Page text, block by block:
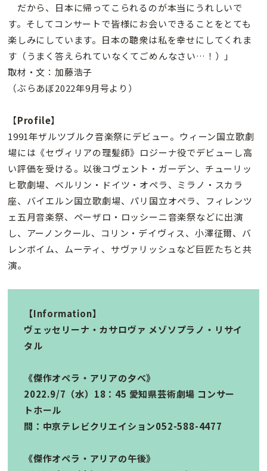
だから、日本に帰ってこられるのが本当にうれしいで
す。そしてコンサートで皆様にお会いできることをとても
楽しみにしています。日本の聴衆は私を幸せにしてくれま
す（うまく答えられていなくてごめんなさい…！）」
取材・文：加藤浩子
（ぶらあぼ2022年9月号より）
【Profile】
1991年ザルツブルク音楽祭にデビュー。ウィーン国立歌劇
場には《セヴィリアの理髪師》ロジーナ役でデビューし高
い評価を受ける。以後コヴェント・ガーデン、チューリッ
ヒ歌劇場、ベルリン・ドイツ・オペラ、ミラノ・スカラ
座、バイエルン国立歌劇場、パリ国立オペラ、フィレンツ
ェ五月音楽祭、ペーザロ・ロッシーニ音楽祭などに出演
し、アーノンクール、コリン・デイヴィス、小澤征爾、バ
レンボイム、ムーティ、サヴァリッシュなど巨匠たちと共
演。
【Information】
ヴェッセリーナ・カサロヴァ メゾソプラノ・リサイ
タル
《傑作オペラ・アリアの夕べ》
2022.9/7（水）18：45 愛知県芸術劇場 コンサー
トホール
問：中京テレビクリエイション052-588-4477
《傑作オペラ・アリアの午後》